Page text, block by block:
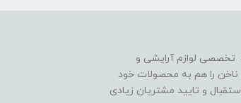
در حوزه ی تخصصی لوازم آرایشی و
را هم به محصولات خود
و تایید مشتریان زیادی